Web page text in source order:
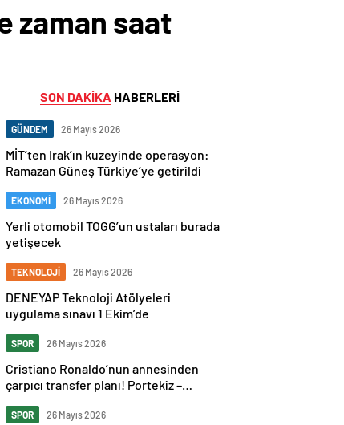
zaman saat
SON DAKİKA HABERLERİ
GÜNDEM 26 Mayıs 2026
MİT’ten Irak’ın kuzeyinde operasyon:
Ramazan Güneş Türkiye’ye getirildi
EKONOMİ 26 Mayıs 2026
Yerli otomobil TOGG’un ustaları burada
yetişecek
TEKNOLOJİ 26 Mayıs 2026
DENEYAP Teknoloji Atölyeleri
uygulama sınavı 1 Ekim’de
SPOR 26 Mayıs 2026
Cristiano Ronaldo’nun annesinden
çarpıcı transfer planı! Portekiz –
kardeşinden sert cevap
SPOR 26 Mayıs 2026